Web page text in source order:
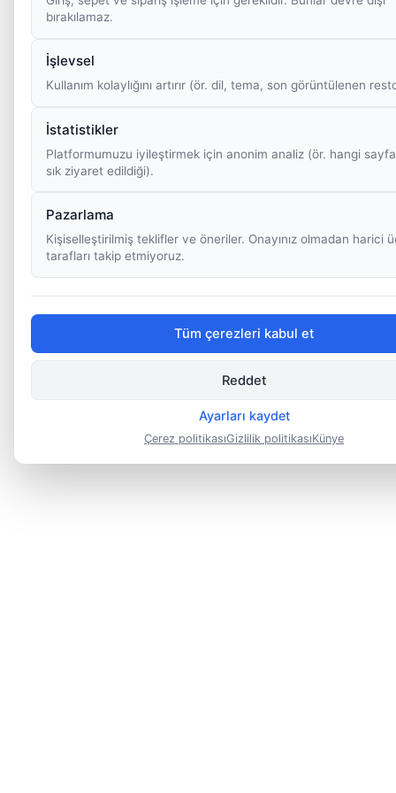
bırakılamaz.
İşlevsel
Kullanım kolaylığını artırır (ör. dil, tema, son görüntülenen
İstatistikler
Platformumuzu iyileştirmek için anonim analiz (ör. hangi
sık ziyaret edildiği).
Pazarlama
Kişiselleştirilmiş teklifler ve öneriler. Onayınız olmadan harici
tarafları takip etmiyoruz.
Tüm çerezleri kabul et
Reddet
Ayarları kaydet
Çerez politikasıGizlilik politikasıKünye